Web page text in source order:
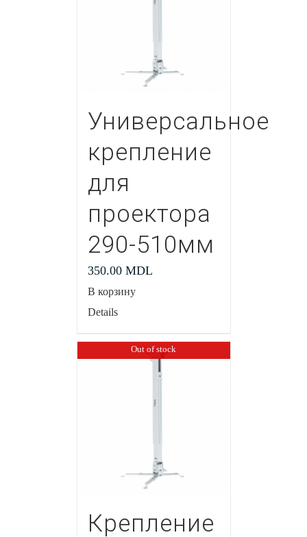
Универсальное
крепление
для
проектора
290-510мм
350.00 MDL
В корзину
Details
Out of stock
Крепление